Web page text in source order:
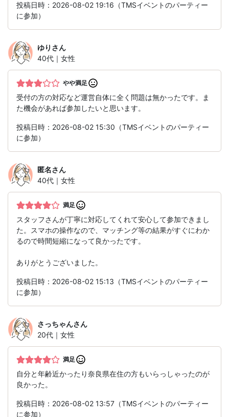
投稿日時：2026-08-02 19:16（TMSイベントのパーティー
に参加）
ゆり さん
40代｜女性
やや満足
受付の方の対応など運営自体に全く問題は無かったです。ま
た機会があれば参加したいと思います。
投稿日時：2026-08-02 15:30（TMSイベントのパーティー
に参加）
匿名さん
40代｜女性
満足
スタッフさんが丁寧に対応してくれて安心して参加できまし
た。スマホの操作なので、マッチング等の結果がすぐにわか
るので時間短縮になって良かったです。
ありがとうございました。
投稿日時：2026-08-02 15:13（TMSイベントのパーティー
に参加）
さっちゃんさん
20代｜女性
満足
自分と年齢近かったり奈良県在住の方もいらっしゃったのが
良かった。
投稿日時：2026-08-02 13:57（TMSイベントのパーティー
に参加）